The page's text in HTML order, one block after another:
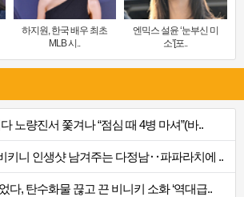
하지원, 한국 배우 최초
MLB 시..
엔믹스 설윤 ‘눈부신 미
소’[포..
노량진서 쫓겨나 “점심 때 4병 마셔”(바..
키니 인생샷 남겨주는 다정남‥파파라치에 ..
다, 탄수화물 끊고 끈 비니키 소화 ‘역대급..